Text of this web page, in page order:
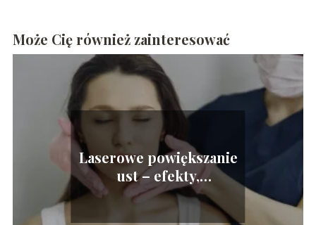
Może Cię również zainteresować
Laserowe powiększanie
ust – efekty,
przeciwwskazania i
przebieg liplase